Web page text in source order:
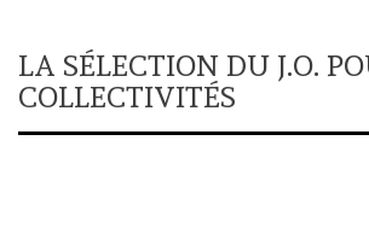
LA SÉLECTION DU J.O.
COLLECTIVITÉS